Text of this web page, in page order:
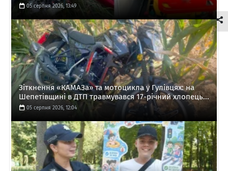
05 серпня 2026, 13:49
Зіткнення «КАМАЗа» та мотоцикла у Гулівцях: на
Шепетівщині в ДТП травмувався 17-річний хлопець...
05 серпня 2026, 12:04